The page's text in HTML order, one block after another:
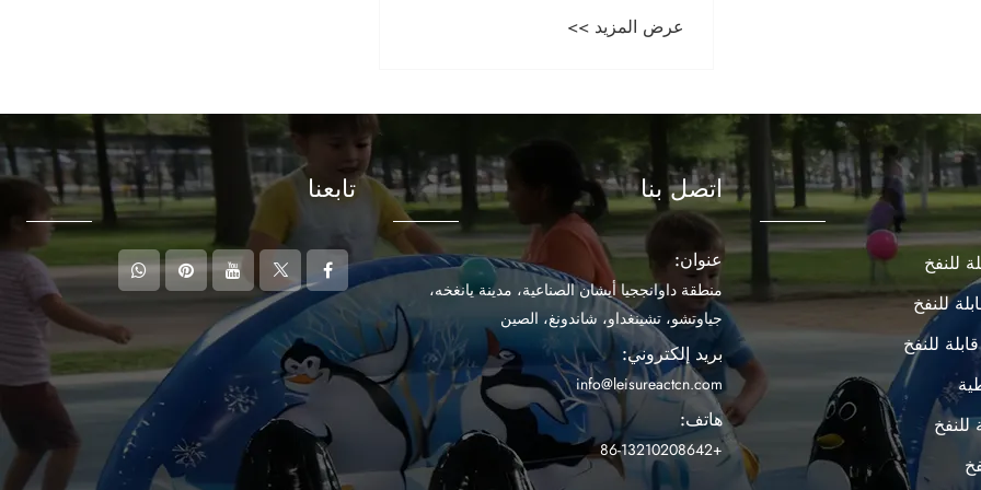
عرض المزيد >>
للنفخ
للنفخ
للنفخ
للنفخ
اتصل بنا
عنوان:
منطقة داوانججيا أيشان الصناعية، مدينة يانغخه،
جياوتشو، تشينغداو، شاندونغ، الصين
بريد إلكتروني:
info@leisureactcn.com
هاتف:
+86-13210208642
تابعنا